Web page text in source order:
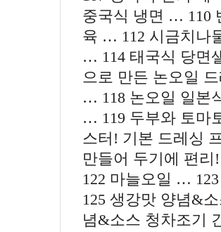
중국식 냉면 … 110
육 … 112 시금치나
… 114 태국식 당면
으로 만든 논오일
… 118 논오일 일본
… 119 두부와 토마
스터! 기본 드레싱
만들어 두기에 편
122 마늘오일 …
125 생강맛 양념&
념&소스 청차조기